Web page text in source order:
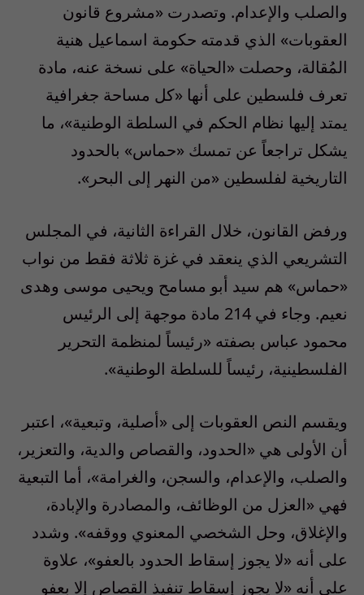
والصلب والإعدام. وتصدرت «مشروع قانون
العقوبات» الذي قدمته حكومة اسماعيل هنية
المُقالة، وحصلت «الحياة» على نسخة عنه، مادة
تعرف فلسطين على أنها «كل مساحة جغرافية
يمتد إليها نظام الحكم في السلطة الوطنية»، ما
يشكل تراجعاً عن تمسك «حماس» بالحدود
التاريخية لفلسطين «من النهر إلى البحر».
ورفض القانون، خلال القراءة الثانية، في المجلس
التشريعي الذي ينعقد في غزة ثلاثة فقط من نواب
«حماس» هم سيد أبو مسامح ويحيى موسى وهدى
نعيم. وجاء في 214 مادة موجهة إلى الرئيس
محمود عباس بصفته «رئيساً لمنظمة التحرير
الفلسطينية، رئيساً للسلطة الوطنية».
ويقسم النص العقوبات إلى «أصلية، وتبعية»، اعتبر
أن الأولى هي «الحدود، والقصاص والدية، والتعزير،
والصلب، والإعدام، والسجن، والغرامة»، أما التبعية
فهي «العزل من الوظائف، والمصادرة والإبادة،
والإغلاق، وحل الشخصي المعنوي ووقفه». وشدد
على أنه «لا يجوز إسقاط الحدود بالعفو»، علاوة
على أنه «لا يجوز إسقاط تنفيذ القصاص إلا بعفو